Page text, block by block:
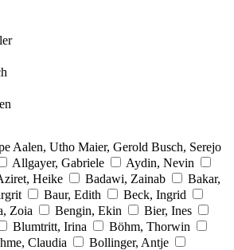
Aalen, Utho Maier, Gerold Busch, Serejo
Allgayer, Gabriele
Aydin, Nevin
Heike Badawi, Zainab
Bakar,
Baur, Edith
Beck, Ingrid
Zoia Bengin, Ekin
Bier, Ines
Blumtritt, Irina
Böhm, Thorwin
Claudia
Bollinger, Antje